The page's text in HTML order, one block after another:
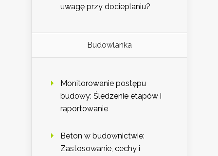
uwagę przy docieplaniu?
Budowlanka
Monitorowanie postępu
budowy: Śledzenie etapów i
raportowanie
Beton w budownictwie:
Zastosowanie, cechy i